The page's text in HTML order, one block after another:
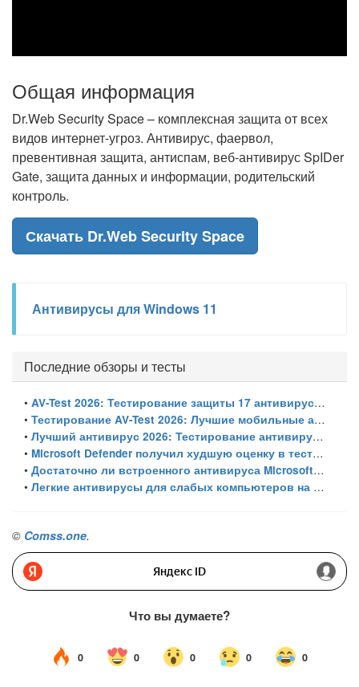
Общая информация
Dr.Web Security Space – комплексная защита от всех
видов интернет-угроз. Антивирус, фаервол,
превентивная защита, антиспам, веб-антивирус SpIDer
Gate, защита данных и информации, родительский
контроль.
Скачать Dr.Web Security Space
Антивирусы для Windows 11
Последние обзоры и тесты
• AV-Test 2026: Тестирование защиты 17 антивирусов от программ-вымогателей и инфостилеров
• Тестирование AV-Test 2026: Лучшие мобильные антивирусы для Android
• Лучший антивирус 2026: Тестирование антивирусов для Windows 11 – с настройками по умолчанию
• Microsoft Defender получил худшую оценку в тестировании 16 антивирусов для Windows
• Достаточно ли встроенного антивируса Microsoft Defender для защиты Windows ПК?
• Легкие антивирусы для слабых компьютеров на Windows 11 – тест AV-Comparatives (апрель 2026)
© Comss.one.